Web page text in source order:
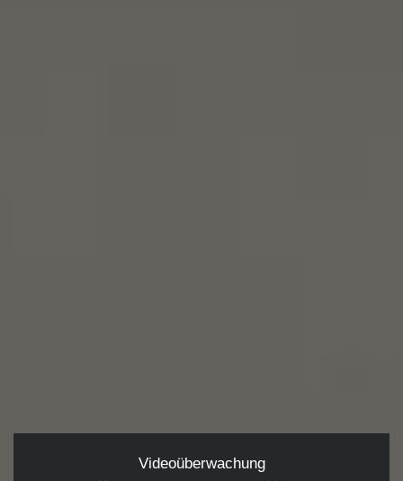
Videoüberwachung